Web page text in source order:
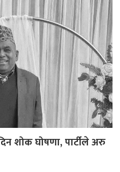
शोक घोषणा, पार्टीले अरु